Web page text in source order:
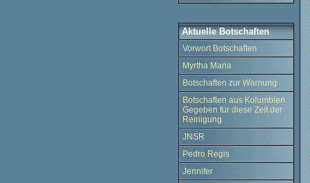
Aktuelle Botschaften
Vorwort Botschaften
Myrtha Maria
Botschaften zur Warnung
Botschaften aus Kolumbien.
Gegeben für diese Zeit der
Reinigung
JNSR
Pedro Regis
Jennifer